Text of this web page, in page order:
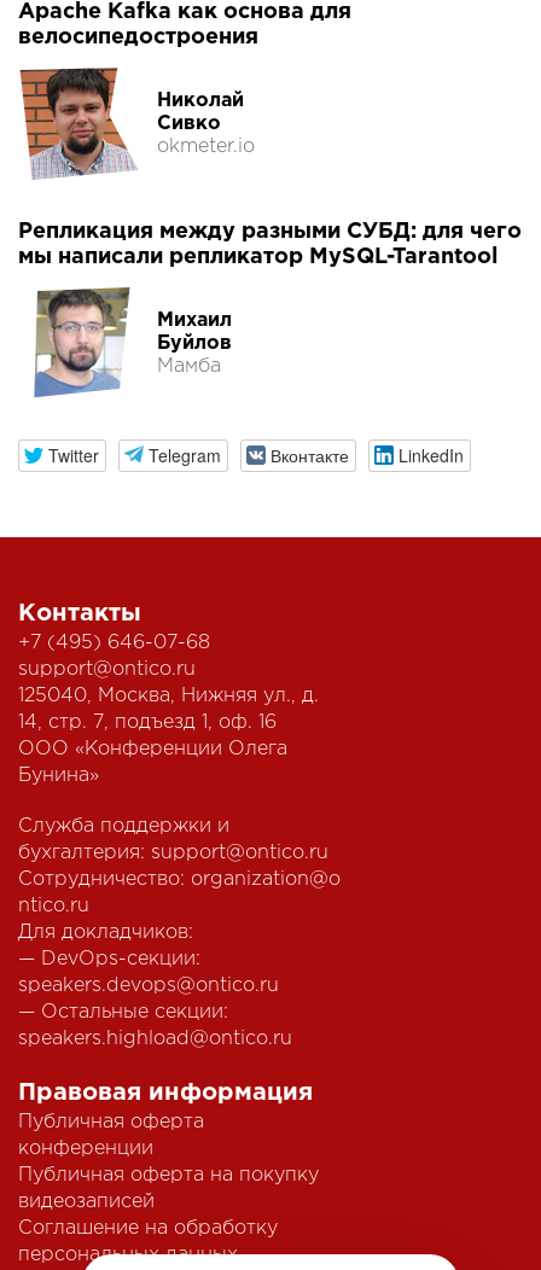
Apache Kafka как основа для
велосипедостроения
Николай
Сивко
okmeter.io
Репликация между разными СУБД: для чего
мы написали репликатор MySQL-Tarantool
Михаил
Буйлов
Мамба
Twitter Telegram Вконтакте LinkedIn
Контакты
+7 (495) 646-07-68
support@ontico.ru
125040, Москва, Нижняя ул., д.
14, стр. 7, подъезд 1, оф. 16
ООО «Конференции Олега
Бунина»
Служба поддержки и
бухгалтерия: support@ontico.ru
Сотрудничество: organization@o
ntico.ru
Для докладчиков:
— DevOps-секции:
speakers.devops@ontico.ru
— Остальные секции:
speakers.highload@ontico.ru
Правовая информация
Публичная оферта
конференции
Публичная оферта на покупку
видеозаписей
Соглашение на обработку
персональных данных